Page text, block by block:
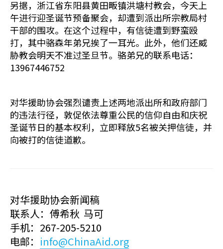
另据，浙江省东阳县黄田畈镇洪塘村教会，今天上
午进行迎圣诞节预备聚会，却遭到派出所宗教局村
干部的围攻。在这个过程中，有信徒遭到野蛮殴
打，其中骆森年弟兄挨了一耳光。此外，他们还威
胁教会明天不准过圣旦节。骆弟兄的联系电话：
13967446752
对华援助协会强烈谴责上述两地派出所和政府部门
的违法行径，敦促依法尊重公民的信仰自由和庆祝
圣诞节日的基本权利，立即释放5名被关押信徒，并
向被打的信徒道歉。
对华援助协会新闻稿
联系人：傅希秋 马可
手机：267-205-5210
电邮： info@ChinaAid.org